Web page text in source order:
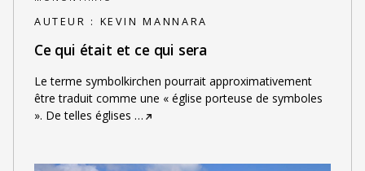
AUTEUR : KEVIN MANNARA
Ce qui était et ce qui sera
Le terme symbolkirchen pourrait approximativement
être traduit comme une « église porteuse de symboles
». De telles églises …